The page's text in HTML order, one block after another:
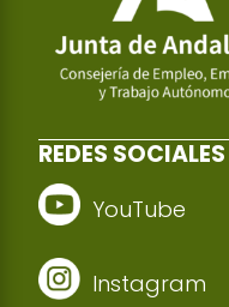
REDES SOCIALES
YouTube
Instagram